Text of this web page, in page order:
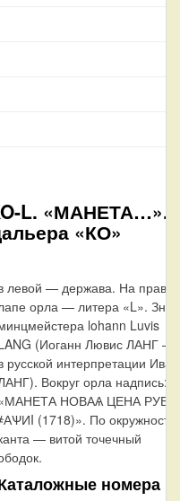
L. «МАНЕТА…».
«КО»
левой — держава. На правой
орла — литера «L». Знак
lohann Luvis
(Иоганн Лювис ЛАНГ —
русской интерпретации Иван
Вокруг орла надпись:
НОВАѦ ЦЕНА
(1718)». По окружности
— витой точечный
номера